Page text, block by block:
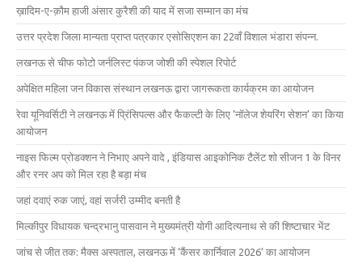
ख़ादिम-ए-क़ौम हाजी अंसार कुरैशी की याद में सजा सम्मान का मंच
उत्तर प्रदेश जिला मान्यता प्राप्त पत्रकार एसोसिएशन का 22वाँ विशाल भंडारा संपन्न.
लखनऊ से चीफ फोटो जर्नलिस्ट पंकज जोशी की स्पेशल रिपोर्ट
अपेक्षित महिला जन विकास संस्थान लखनऊ द्वारा जागरूकता कार्यक्रम का आयोजन
रेवा यूनिवर्सिटी ने लखनऊ में प्रिंसिपल्स और फैकल्टी के लिए ‘नॉलेज शेयरिंग सेशन’ का किया
आयोजन
नाइस फिल्म प्रोडक्शन ने निभाए अपने वादे , इंडियास आइकोनिक टैलेंट शो सीजन 1 के विनर
और रनर अप को मिल रहा है बड़ा मंच
जहां दवाएं रुक जाएं, वहां सर्जरी उम्मीद बनती है
मिल्कीपुर विधायक चन्द्रभानु पासवान ने मुख्यमंत्री योगी आदित्यनाथ से की शिष्टाचार भेंट
जांच से जीत तक: मैक्स अस्पताल, लखनऊ में ‘कैंसर कार्निवाल 2026’ का आयोजन